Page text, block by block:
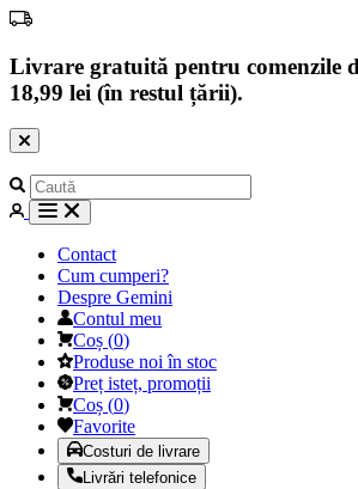
Livrare gratuită pentru comenzile
18,99 lei (în restul țării).
Contact
Cum cumperi?
Despre Gemini
Contul meu
Coș (0)
Produse noi în stoc
Preț isteț, promoții
Coș (0)
Favorite
Costuri de livrare
Livrări telefonice